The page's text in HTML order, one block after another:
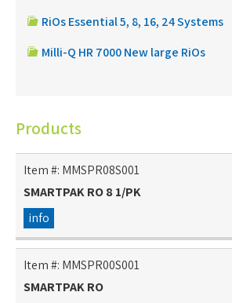
RiOs Essential 5, 8, 16, 24 Systems
Milli-Q HR 7000 New large RiOs
Products
Item #: MMSPR08S001
SMARTPAK RO 8 1/PK
info
Item #: MMSPR00S001
SMARTPAK RO